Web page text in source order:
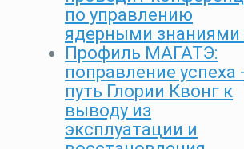
по управлению
ядерными знаниями
Профиль МАГАТЭ:
поправление успеха -
путь Глории Квонг к
выводу из
эксплуатации и